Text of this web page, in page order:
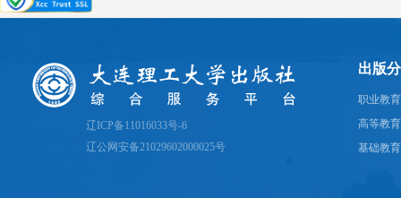
辽ICP备11016033号-6
辽公网安备21029602000025号
出版
职业教
高等教
基础教